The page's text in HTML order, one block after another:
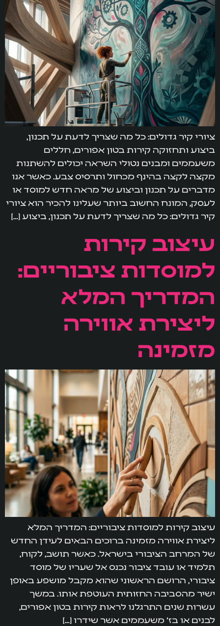
ציורי קיר גדולים: כל מה שצריך לדעת על תכנון,
ביצוע ותחזוקה קירות בטון אפורים, חללים
משעממים ומבנים נטולי השראה יכולים להשתנות
מקצה לקצה בהינף מכחול ותרסיס צבע. כאשר אנו
מדברים על תכנון וביצוע של מראה חדש למוסד או
לעסק, המונח החשוב ביותר שעלינו להכיר הוא ציורי
קיר גדולים: כל מה שצריך לדעת על תכנון, ביצוע […]
עיצוב קירות
למוסדות ציבוריים:
המדריך המלא
ליצירת אווירה
מזמינה
עיצוב קירות למוסדות ציבוריים: המדריך המלא
ליצירת אווירה מזמינה ברוכים הבאים לעידן החדש
של המרחב הציבורי בישראל. כאשר תושב, לקוח,
תלמיד או עובד ציבור נכנס אל שעריו של מוסד
ציבורי, הרושם הראשוני שהוא מקבל מושפע באופן
ישיר מהסביבה החזותית העוטפת אותו. במשך
עשרות שנים התרגלנו לראות קירות בטון אפורים,
לבנים או בז' משעממים אשר שידרו […]